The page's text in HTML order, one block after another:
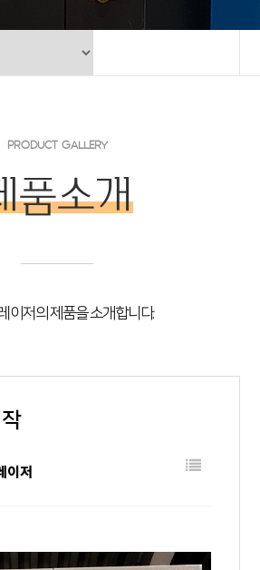
PRODUCT GALLERY
품소개
이저의 제품을 소개합니다.
이저